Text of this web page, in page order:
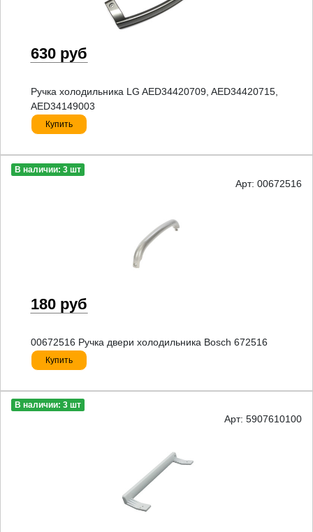
630 руб
Ручка холодильника LG AED34420709, AED34420715,
AED34149003
Купить
В наличии: 3 шт
Арт: 00672516
180 руб
00672516 Ручка двери холодильника Bosch 672516
Купить
В наличии: 3 шт
Арт: 5907610100